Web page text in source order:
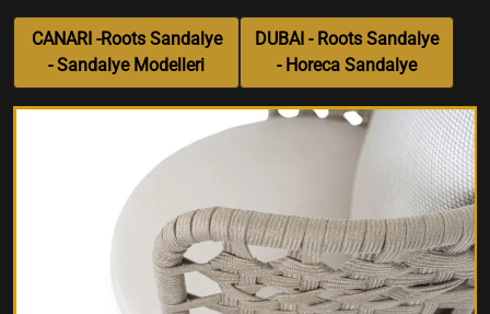
CANARI -Roots Sandalye
- Sandalye Modelleri
DUBAI - Roots Sandalye
- Horeca Sandalye